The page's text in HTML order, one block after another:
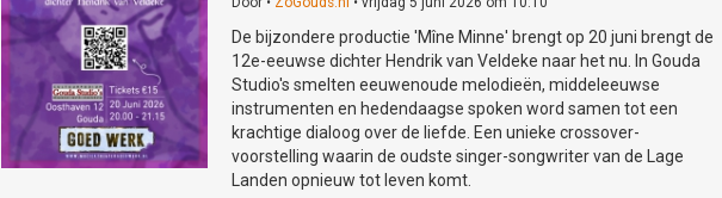
De bijzondere productie 'Mîne Minne' brengt op 20 juni brengt de
12e-eeuwse dichter Hendrik van Veldeke naar het nu. In Gouda
Studio's smelten eeuwenoude melodieën, middeleeuwse
instrumenten en hedendaagse spoken word samen tot een
krachtige dialoog over de liefde. Een unieke crossover-
voorstelling waarin de oudste singer-songwriter van de Lage
Landen opnieuw tot leven komt.